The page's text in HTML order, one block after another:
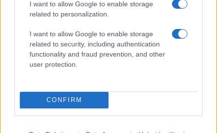
I want to allow Google to enable storage
related to personalization.
I want to allow Google to enable storage
related to security, including authentication
functionality and fraud prevention, and other
user protection.
CONFIRM